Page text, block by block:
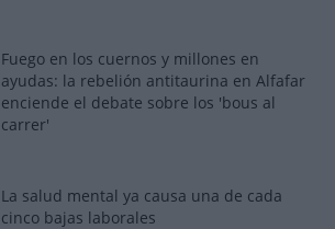
Fuego en los cuernos y millones en
ayudas: la rebelión antitaurina en Alfafar
enciende el debate sobre los 'bous al
carrer'
La salud mental ya causa una de cada
cinco bajas laborales